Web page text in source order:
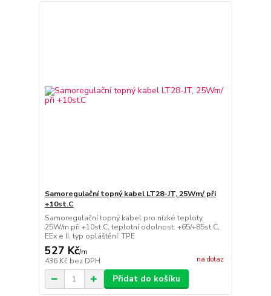
Samoregulační topný kabel LT28-JT, 25Wm/ při
+10st.C
Samoregulační topný kabel pro nízké teploty,
25W/m při +10st.C, teplotní odolnost: +65/+85st.C,
EEx e II, typ opláštění: TPE
527 Kč/m
436 Kč bez DPH na dotaz
Přidat do košíku